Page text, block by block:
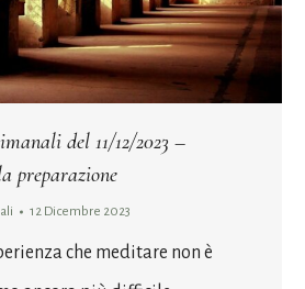
del 11/12/2023 –
preparazione
12 Dicembre 2023
che meditare non è